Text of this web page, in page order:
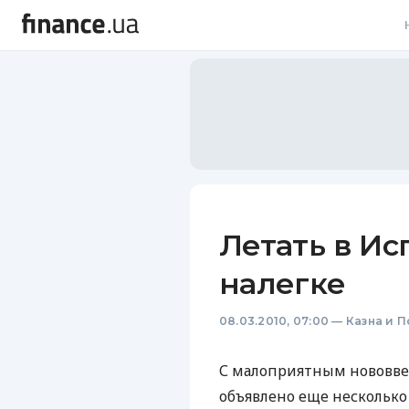
Летать в
налегке
08.03.2010, 07:00 — Казна и
С малоприятным
объявлено еще